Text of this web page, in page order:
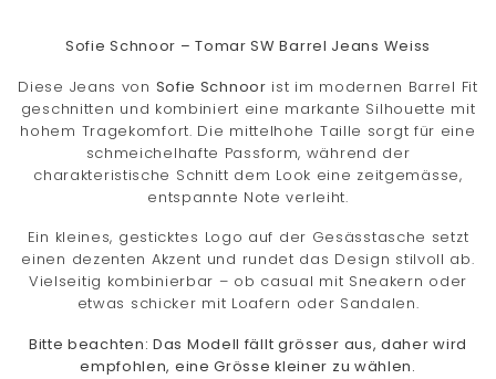
Sofie Schnoor – Tomar SW Barrel Jeans Weiss
Diese Jeans von Sofie Schnoor ist im modernen Barrel Fit
geschnitten und kombiniert eine markante Silhouette mit
hohem Tragekomfort. Die mittelhohe Taille sorgt für eine
schmeichelhafte Passform, während der
charakteristische Schnitt dem Look eine zeitgemässe,
entspannte Note verleiht.
Ein kleines, gesticktes Logo auf der Gesässtasche setzt
einen dezenten Akzent und rundet das Design stilvoll ab.
Vielseitig kombinierbar – ob casual mit Sneakern oder
etwas schicker mit Loafern oder Sandalen.
Bitte beachten: Das Modell fällt grösser aus, daher wird
empfohlen, eine Grösse kleiner zu wählen.